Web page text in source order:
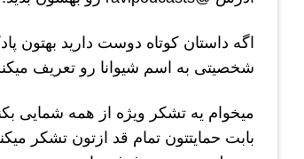
اگه داستان کوتاه دوست دارید
شخصیتی به اسم شیوانا رو تعریف
میخوام یه تشکر ویژه از همه شمایی
بابت حمایتتون تمام قد ازتون تشکر